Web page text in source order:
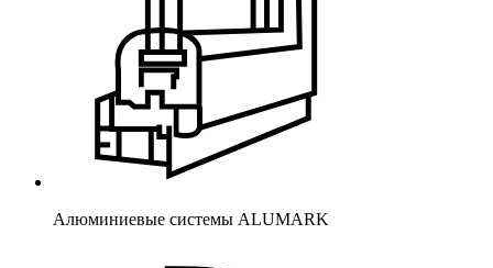
Алюминиевые системы ALUMARK